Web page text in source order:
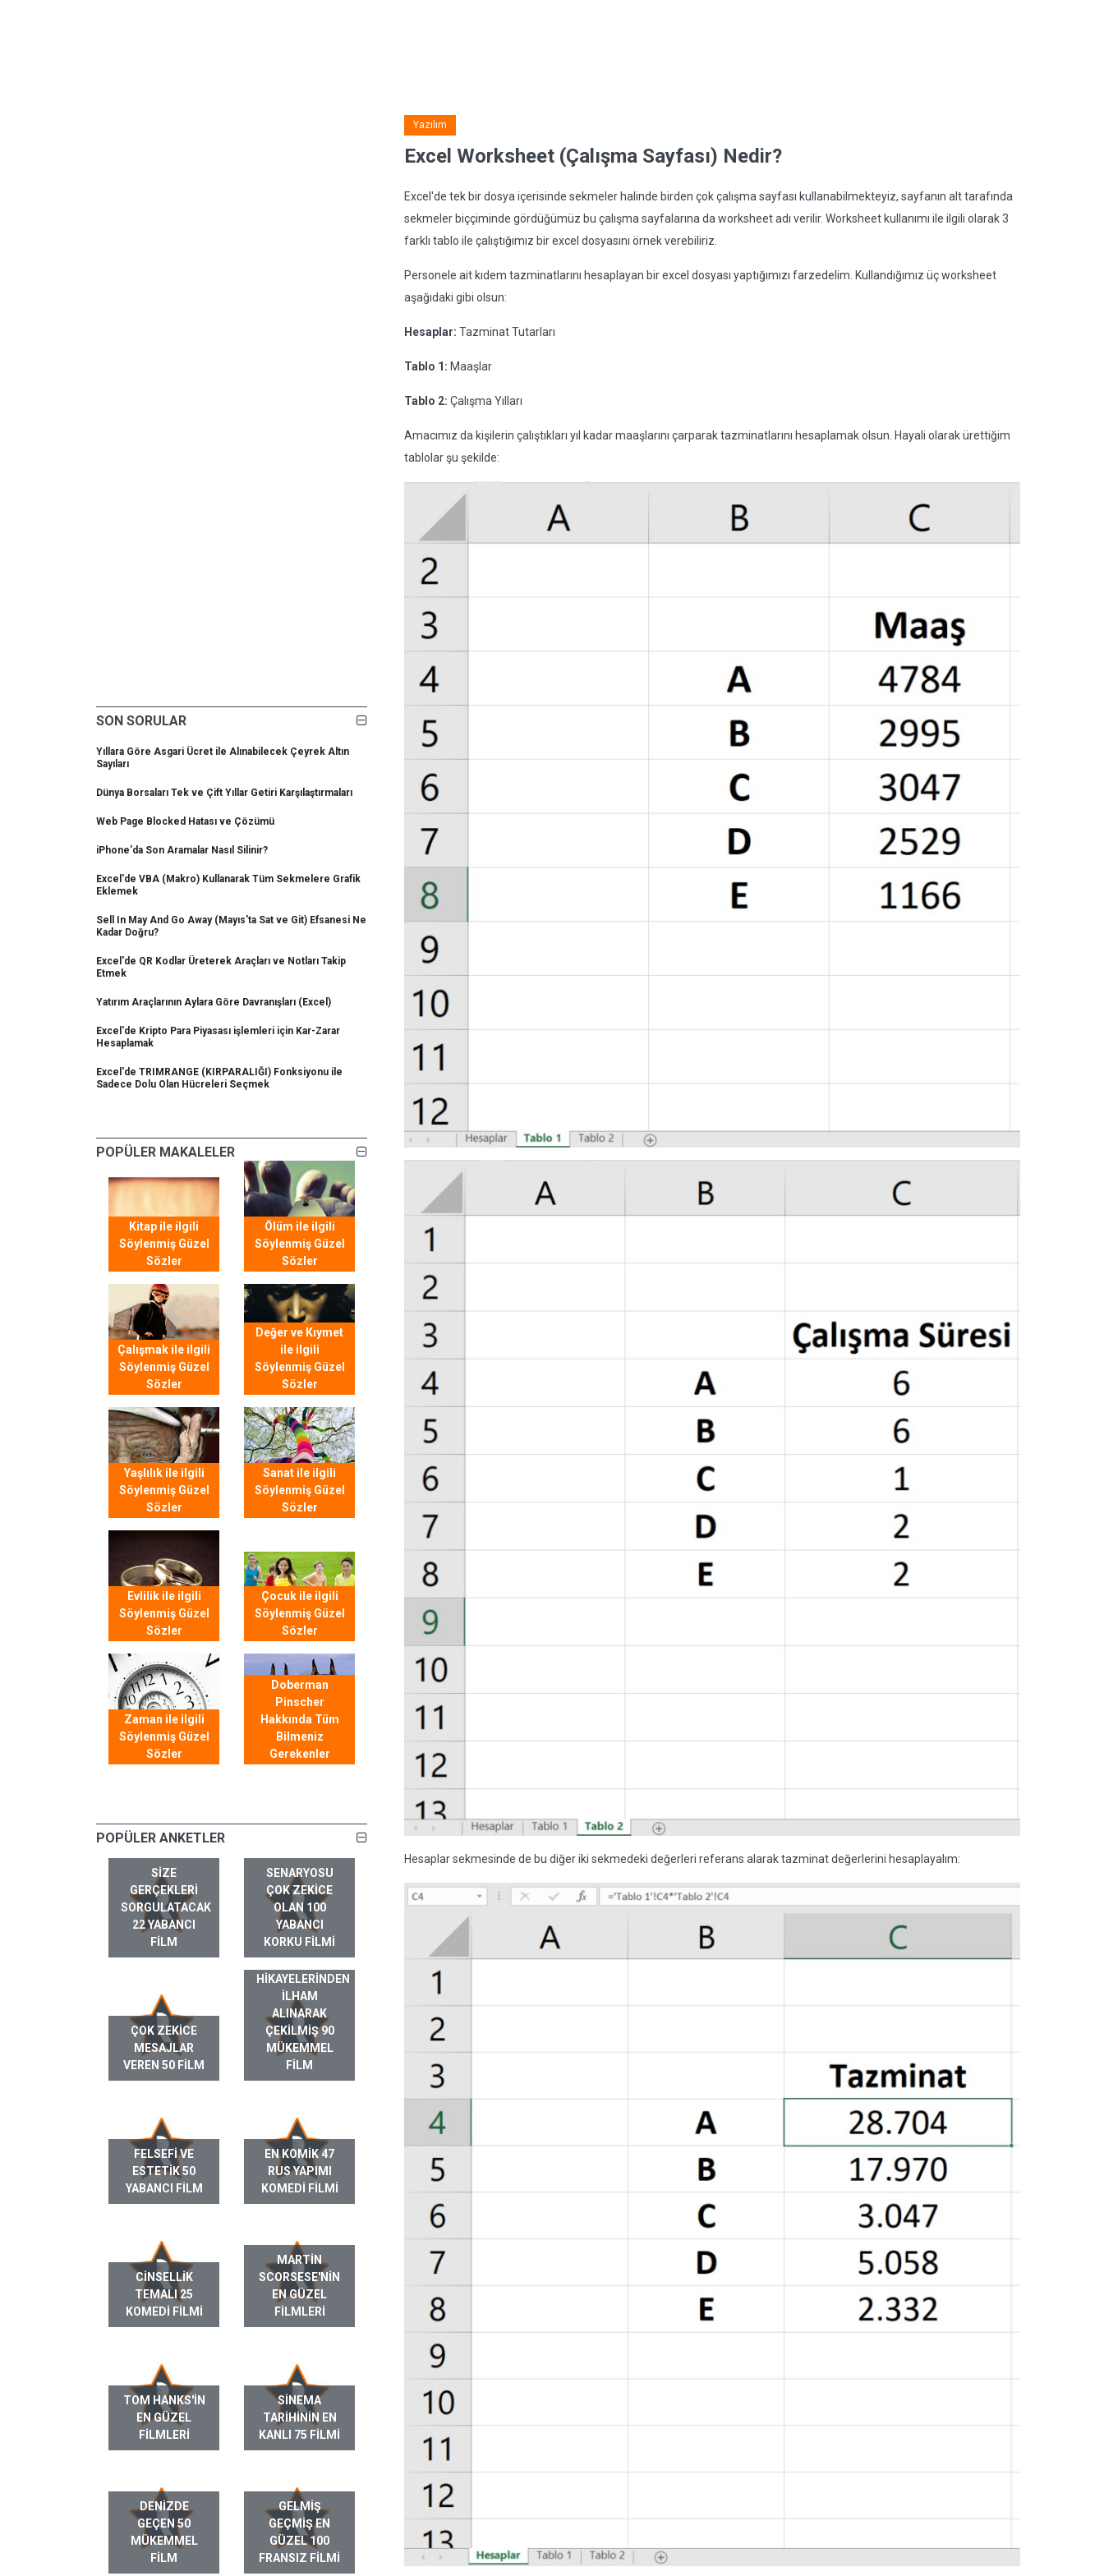
SON SORULAR
Yıllara Göre Asgari Ücret ile Alınabilecek Çeyrek Altın
Sayıları
Dünya Borsaları Tek ve Çift Yıllar Getiri Karşılaştırmaları
Web Page Blocked Hatası ve Çözümü
iPhone'da Son Aramalar Nasıl Silinir?
Excel'de VBA (Makro) Kullanarak Tüm Sekmelere Grafik
Eklemek
Sell In May And Go Away (Mayıs'ta Sat ve Git) Efsanesi Ne
Kadar Doğru?
Excel'de QR Kodlar Üreterek Araçları ve Notları Takip
Etmek
Yatırım Araçlarının Aylara Göre Davranışları (Excel)
Excel'de Kripto Para Piyasası işlemleri için Kar-Zarar
Hesaplamak
Excel'de TRIMRANGE (KIRPARALIĞI) Fonksiyonu ile
Sadece Dolu Olan Hücreleri Seçmek
POPÜLER MAKALELER
Kitap ile ilgili
Söylenmiş Güzel
Sözler
Ölüm ile ilgili
Söylenmiş Güzel
Sözler
Çalışmak ile ilgili
Söylenmiş Güzel
Sözler
Değer ve Kıymet
ile ilgili
Söylenmiş Güzel
Sözler
Yaşlılık ile ilgili
Söylenmiş Güzel
Sözler
Sanat ile ilgili
Söylenmiş Güzel
Sözler
Evlilik ile ilgili
Söylenmiş Güzel
Sözler
Çocuk ile ilgili
Söylenmiş Güzel
Sözler
Zaman ile ilgili
Söylenmiş Güzel
Sözler
Doberman
Pinscher
Hakkında Tüm
Bilmeniz
Gerekenler
POPÜLER ANKETLER
SIZE
GERÇEKLERI
SORGULATACAK
22 YABANCI
FILM
SENARYOSU
ÇOK ZEKICE
OLAN 100
YABANCI
KORKU FILMI
ÇOK ZEKICE
MESAJLAR
VEREN 50 FILM
GERÇEK HAYAT
HIKAYELERINDEN
ILHAM
ALINARAK
ÇEKILMIŞ 90
MÜKEMMEL
FILM
FELSEFI VE
ESTETIK 50
YABANCI FILM
EN KOMIK 47
RUS YAPIMI
KOMEDI FILMI
CINSELLIK
TEMALI 25
KOMEDI FILMI
MARTIN
SCORSESE'NIN
EN GÜZEL
FILMLERI
TOM HANKS'IN
EN GÜZEL
FILMLERI
SINEMA
TARIHININ EN
KANLI 75 FILMI
DENIZDE
GEÇEN 50
MÜKEMMEL
FILM
GELMIŞ
GEÇMIŞ EN
GÜZEL 100
FRANSIZ FILMI
Yazılım
Excel Worksheet (Çalışma Sayfası) Nedir?
Excel'de tek bir dosya içerisinde sekmeler halinde birden çok çalışma sayfası kullanabilmekteyiz, sayfanın alt tarafında
sekmeler biççiminde gördüğümüz bu çalışma sayfalarına da worksheet adı verilir. Worksheet kullanımı ile ilgili olarak 3
farklı tablo ile çalıştığımız bir excel dosyasını örnek verebiliriz.
Personele ait kıdem tazminatlarını hesaplayan bir excel dosyası yaptığımızı farzedelim. Kullandığımız üç worksheet
aşağıdaki gibi olsun:
Hesaplar: Tazminat Tutarları
Tablo 1: Maaşlar
Tablo 2: Çalışma Yılları
Amacımız da kişilerin çalıştıkları yıl kadar maaşlarını çarparak tazminatlarını hesaplamak olsun. Hayali olarak ürettiğim
tablolar şu şekilde:
Hesaplar sekmesinde de bu diğer iki sekmedeki değerleri referans alarak tazminat değerlerini hesaplayalım: